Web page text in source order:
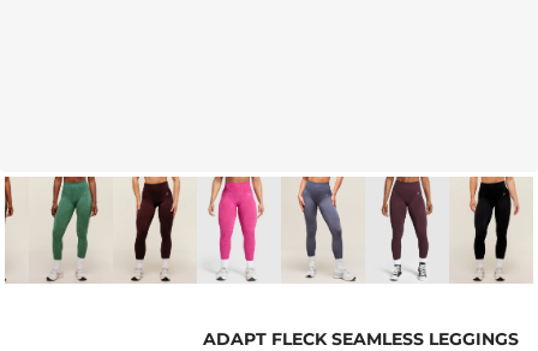
ADAPT FLECK SEAMLESS LEGGINGS